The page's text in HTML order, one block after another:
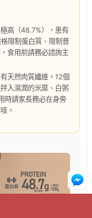
高（48.7%），患有
限制蛋白質、限制普
食用前請務必諮詢主
天然肉質纖維。12個
入濕潤的米糜、白粥
時請家長務必在身旁
。